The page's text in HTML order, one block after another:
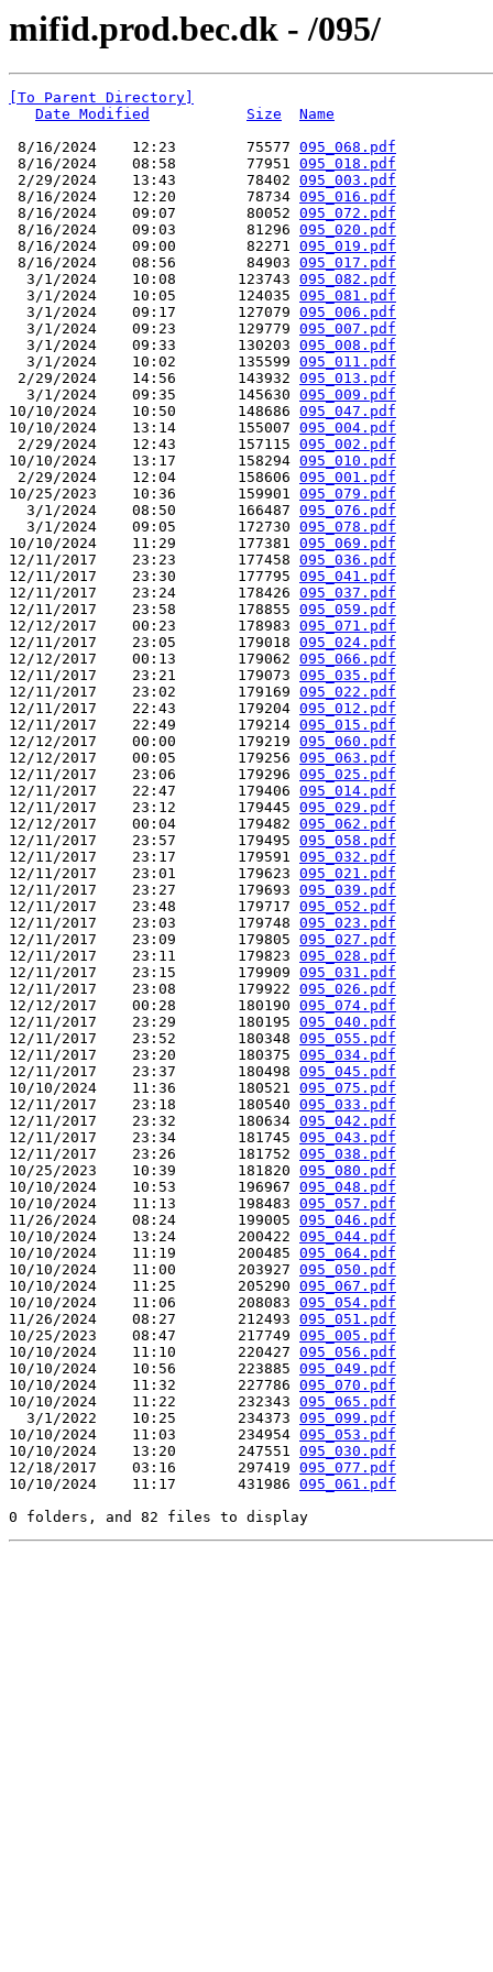
mifid.prod.bec.dk - /095/
[To Parent Directory]
Date Modified
Size
Name
8/16/2024    12:23        75577 095_068.pdf
8/16/2024    08:58        77951 095_018.pdf
2/29/2024    13:43        78402 095_003.pdf
8/16/2024    12:20        78734 095_016.pdf
8/16/2024    09:07        80052 095_072.pdf
8/16/2024    09:03        81296 095_020.pdf
8/16/2024    09:00        82271 095_019.pdf
8/16/2024    08:56        84903 095_017.pdf
3/1/2024    10:08       123743 095_082.pdf
3/1/2024    10:05       124035 095_081.pdf
3/1/2024    09:17       127079 095_006.pdf
3/1/2024    09:23       129779 095_007.pdf
3/1/2024    09:33       130203 095_008.pdf
3/1/2024    10:02       135599 095_011.pdf
2/29/2024    14:56       143932 095_013.pdf
3/1/2024    09:35       145630 095_009.pdf
10/10/2024    10:50       148686 095_047.pdf
10/10/2024    13:14       155007 095_004.pdf
2/29/2024    12:43       157115 095_002.pdf
10/10/2024    13:17       158294 095_010.pdf
2/29/2024    12:04       158606 095_001.pdf
10/25/2023    10:36       159901 095_079.pdf
3/1/2024    08:50       166487 095_076.pdf
3/1/2024    09:05       172730 095_078.pdf
10/10/2024    11:29       177381 095_069.pdf
12/11/2017    23:23       177458 095_036.pdf
12/11/2017    23:30       177795 095_041.pdf
12/11/2017    23:24       178426 095_037.pdf
12/11/2017    23:58       178855 095_059.pdf
12/12/2017    00:23       178983 095_071.pdf
12/11/2017    23:05       179018 095_024.pdf
12/12/2017    00:13       179062 095_066.pdf
12/11/2017    23:21       179073 095_035.pdf
12/11/2017    23:02       179169 095_022.pdf
12/11/2017    22:43       179204 095_012.pdf
12/11/2017    22:49       179214 095_015.pdf
12/12/2017    00:00       179219 095_060.pdf
12/12/2017    00:05       179256 095_063.pdf
12/11/2017    23:06       179296 095_025.pdf
12/11/2017    22:47       179406 095_014.pdf
12/11/2017    23:12       179445 095_029.pdf
12/12/2017    00:04       179482 095_062.pdf
12/11/2017    23:57       179495 095_058.pdf
12/11/2017    23:17       179591 095_032.pdf
12/11/2017    23:01       179623 095_021.pdf
12/11/2017    23:27       179693 095_039.pdf
12/11/2017    23:48       179717 095_052.pdf
12/11/2017    23:03       179748 095_023.pdf
12/11/2017    23:09       179805 095_027.pdf
12/11/2017    23:11       179823 095_028.pdf
12/11/2017    23:15       179909 095_031.pdf
12/11/2017    23:08       179922 095_026.pdf
12/12/2017    00:28       180190 095_074.pdf
12/11/2017    23:29       180195 095_040.pdf
12/11/2017    23:52       180348 095_055.pdf
12/11/2017    23:20       180375 095_034.pdf
12/11/2017    23:37       180498 095_045.pdf
10/10/2024    11:36       180521 095_075.pdf
12/11/2017    23:18       180540 095_033.pdf
12/11/2017    23:32       180634 095_042.pdf
12/11/2017    23:34       181745 095_043.pdf
12/11/2017    23:26       181752 095_038.pdf
10/25/2023    10:39       181820 095_080.pdf
10/10/2024    10:53       196967 095_048.pdf
10/10/2024    11:13       198483 095_057.pdf
11/26/2024    08:24       199005 095_046.pdf
10/10/2024    13:24       200422 095_044.pdf
10/10/2024    11:19       200485 095_064.pdf
10/10/2024    11:00       203927 095_050.pdf
10/10/2024    11:25       205290 095_067.pdf
10/10/2024    11:06       208083 095_054.pdf
11/26/2024    08:27       212493 095_051.pdf
10/25/2023    08:47       217749 095_005.pdf
10/10/2024    11:10       220427 095_056.pdf
10/10/2024    10:56       223885 095_049.pdf
10/10/2024    11:32       227786 095_070.pdf
10/10/2024    11:22       232343 095_065.pdf
3/1/2022    10:25       234373 095_099.pdf
10/10/2024    11:03       234954 095_053.pdf
10/10/2024    13:20       247551 095_030.pdf
12/18/2017    03:16       297419 095_077.pdf
10/10/2024    11:17       431986 095_061.pdf
0 folders, and 82 files to display